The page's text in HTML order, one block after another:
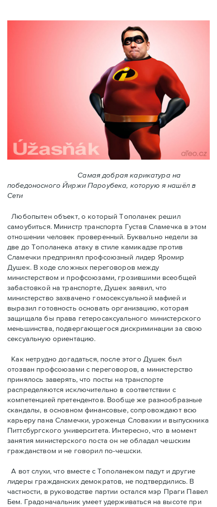
Самая добрая карикатура на
победоносного Йиржи Пароубека, которую я нашёл в
Сети
Любопытен объект, о который Тополанек решил
самоубиться. Министр транспорта Густав Сламечка в этом
отношении человек проверенный. Буквально недели за
две до Тополанека атаку в стиле камикадзе против
Сламечки предпринял профсоюзный лидер Яромир
Душек. В ходе сложных переговоров между
министерством и профсоюзами, грозившими всеобщей
забастовкой на транспорте, Душек заявил, что
министерство захвачено гомосексуальной мафией и
выразил готовность основать организацию, которая
защищала бы права гетеросаксуального министерского
меньшинства, подвергающегося дискриминации за свою
сексуальную ориентацию.
Как нетрудно догадаться, после этого Душек был
отозван профсоюзами с переговоров, а министерство
принялось заверять, что посты на транспорте
распределяются исключительно в соответствии с
компетенцией претендентов. Вообще же разнообразные
скандалы, в основном финансовые, сопровождают всю
карьеру пана Сламечки, уроженца Словакии и выпускника
Питтсбургского университета. Интересно, что в момент
занятия министерского поста он не обладал чешским
гражданством и не говорил по-чешски.
А вот слухи, что вместе с Тополанеком падут и другие
лидеры гражданских демократов, не подтвердились. В
частности, в руководстве партии остался мэр Праги Павел
Бем. Градоначальник умеет удерживаться на высоте при